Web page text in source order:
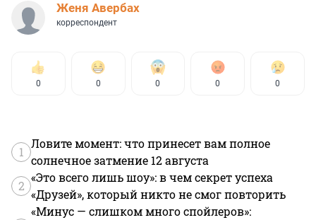
Женя Авербах
корреспондент
0 0 0 0 0
1
Ловите момент: что принесет вам полное
солнечное затмение 12 августа
2
«Это всего лишь шоу»: в чем секрет успеха
«Друзей», который никто не смог повторить
«Минус — слишком много спойлеров»: